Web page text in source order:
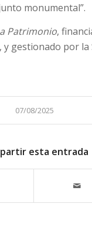
monumental”.
Patrimonio,
gestionado por
07/08/2025
esta entrada